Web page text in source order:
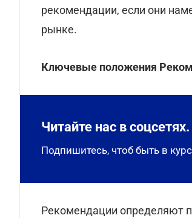
рекомендации, если они
рынке.
Ключевые положения
Читайте нас в соцсетях.
Подпишитесь, чтоб быть в
Рекомендации определяют